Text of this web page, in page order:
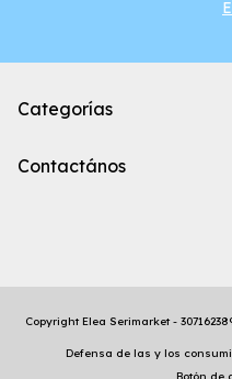
Categorías
Contactános
Copyright Elea Serimarket -
Defensa de las y los